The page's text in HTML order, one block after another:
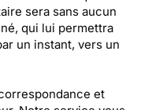
sera sans aucun
qui lui permettra
un instant, vers un
et